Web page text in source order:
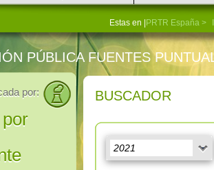
Estas en | PRTR España
PÚBLICA FUENTES
por: BUSCADOR